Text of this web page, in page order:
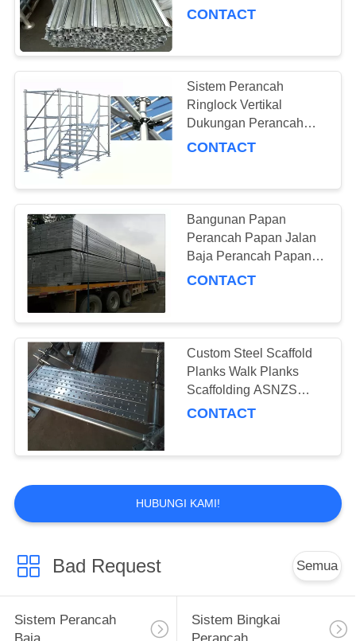
Tahap Cepat
CONTACT
Sistem Perancah
Ringlock Vertikal
Dukungan Perancah
Pipa Yang Kuat
CONTACT
Bangunan Papan
Perancah Papan Jalan
Baja Perancah Papan
Jalan Catwalk
CONTACT
Custom Steel Scaffold
Planks Walk Planks
Scaffolding ASNZS
Standard
CONTACT
HUBUNGI KAMI!
Bad Request Semua
Sistem Perancah
Sistem Bingkai